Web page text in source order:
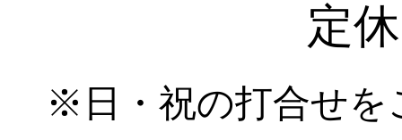
定
※日・祝の打合せを